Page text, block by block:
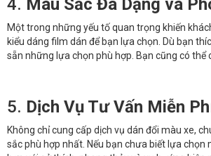
4. Màu Sắc Đa Dạng và
Một trong những yếu tố quan trọng khiến
kiểu dáng film dán để bạn lựa chọn. Dù bạn
sẵn những lựa chọn phù hợp. Bạn cũng có
5. Dịch Vụ Tư Vấn Miễn
Không chỉ cung cấp dịch vụ dán đổi màu xe,
sắc phù hợp nhất. Nếu bạn chưa biết lựa